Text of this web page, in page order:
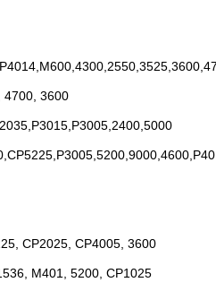
4700, 3600
CP2025, CP4005, 3600
M401, 5200, CP1025